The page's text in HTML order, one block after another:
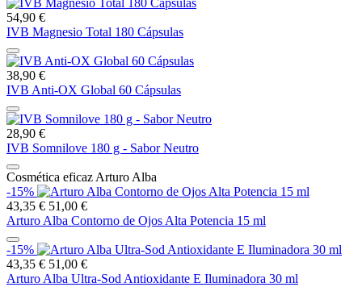
54,90 €
IVB Magnesio Total 180 Cápsulas
38,90 €
IVB Anti-OX Global 60 Cápsulas
28,90 €
IVB Somnilove 180 g - Sabor Neutro
Cosmética eficaz Arturo Alba
-15%
43,35 € 51,00 €
Arturo Alba Contorno de Ojos Alta Potencia 15 ml
-15%
43,35 € 51,00 €
Arturo Alba Ultra-Sod Antioxidante E Iluminadora 30 ml